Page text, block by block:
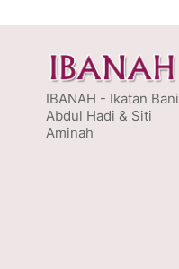
IBANAH - Ikatan Bani
Abdul Hadi & Siti
Aminah